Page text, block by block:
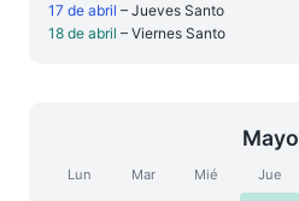
17 de abril – Jueves Santo
18 de abril – Viernes Santo
Mayo
Lun Mar Mié Jue